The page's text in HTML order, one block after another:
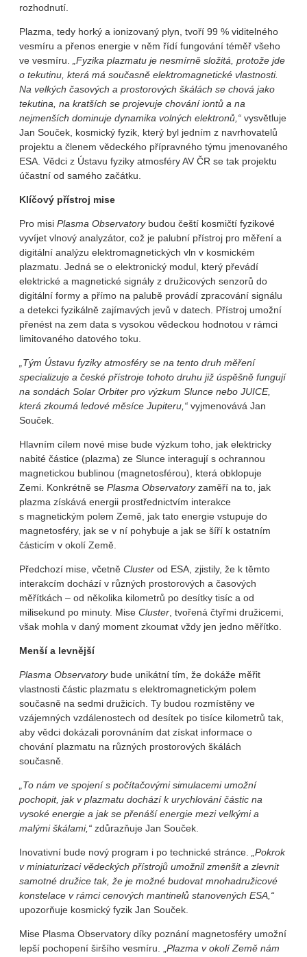
rozhodnutí.
Plazma, tedy horký a ionizovaný plyn, tvoří 99 % viditelného
vesmíru a přenos energie v něm řídí fungování téměř všeho
ve vesmíru. „Fyzika plazmatu je nesmírně složitá, protože jde
o tekutinu, která má současně elektromagnetické vlastnosti.
Na velkých časových a prostorových škálách se chová jako
tekutina, na kratších se projevuje chování iontů a na
nejmenších dominuje dynamika volných elektronů,“ vysvětluje
Jan Souček, kosmický fyzik, který byl jedním z navrhovatelů
projektu a členem vědeckého přípravného týmu jmenovaného
ESA. Vědci z Ústavu fyziky atmosféry AV ČR se tak projektu
účastní od samého začátku.
Klíčový přístroj mise
Pro misi Plasma Observatorybudou čeští kosmičtí fyzikové
vyvíjet vlnový analyzátor, což je palubní přístroj pro měření a
digitální analýzu elektromagnetických vln v kosmickém
plazmatu. Jedná se o elektronický modul, který převádí
elektrické a magnetické signály z družicových senzorů do
digitální formy a přímo na palubě provádí zpracování signálu
a detekci fyzikálně zajímavých jevů v datech. Přístroj umožní
přenést na zem data s vysokou vědeckou hodnotou v rámci
limitovaného datového toku.
„Tým Ústavu fyziky atmosféry se na tento druh měření
specializuje a české přístroje tohoto druhu již úspěšně fungují
na sondách Solar Orbiter pro výzkum Slunce nebo JUICE,
která zkoumá ledové měsíce Jupiteru,“ vyjmenovává Jan
Souček.
Hlavním cílem nové mise bude výzkum toho, jak elektricky
nabité částice (plazma) ze Slunce interagují s ochrannou
magnetickou bublinou (magnetosférou), která obklopuje
Zemi. Konkrétně se Plasma Observatoryzaměří na to, jak
plazma získává energii prostřednictvím interakce
s magnetickým polem Země, jak tato energie vstupuje do
magnetosféry, jak se v ní pohybuje a jak se šíří k ostatním
částicím v okolí Země.
Předchozí mise, včetně Cluster od ESA, zjistily, že k těmto
interakcím dochází v různých prostorových a časových
měřítkách – od několika kilometrů po desítky tisíc a od
milisekund po minuty. Mise Cluster, tvořená čtyřmi družicemi,
však mohla v daný moment zkoumat vždy jen jedno měřítko.
Menší a levnější
Plasma Observatorybude unikátní tím, že dokáže měřit
vlastnosti částic plazmatu s elektromagnetickým polem
současně na sedmi družicích. Ty budou rozmístěny ve
vzájemných vzdálenostech od desítek po tisíce kilometrů tak,
aby vědci dokázali porovnáním dat získat informace o
chování plazmatu na různých prostorových škálách
současně.
„To nám ve spojení s počítačovými simulacemi umožní
pochopit, jak v plazmatu dochází k urychlování částic na
vysoké energie a jak se přenáší energie mezi velkými a
malými škálami,“ zdůrazňuje Jan Souček.
Inovativní bude nový program i po technické stránce. „Pokrok
v miniaturizaci vědeckých přístrojů umožnil zmenšit a zlevnit
samotné družice tak, že je možné budovat mnohadružicové
konstelace v rámci cenových mantinelů stanovených ESA,“
upozorňuje kosmický fyzik Jan Souček.
Mise Plasma Observatory díky poznání magnetosféry umožní
lepší pochopení širšího vesmíru. „Plazma v okolí Země nám